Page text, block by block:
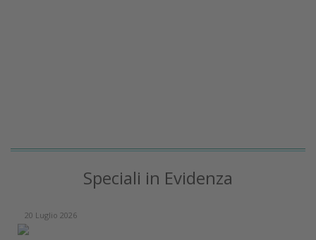
Speciali in Evidenza
20 Luglio 2026